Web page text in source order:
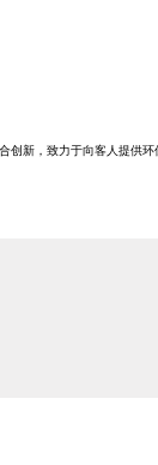
新，致力于向客人提供